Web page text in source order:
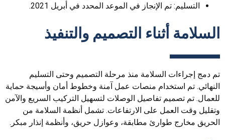
التسليم: تم الإنجاز في الموعد المحدد في أبريل 2021.
السلامة أثناء التصميم والتنفيذ
تم دمج إجراءات السلامة منذ مرحلة التصميم وحتى التسليم
النهائي. تم استخدام منصات عمل آمنة وخطوط أمان وأسيجة حماية
للعمال. تم تصميم تفاصيل الوصلات لتسهيل التركيب السريع والآمن
وتقليل وقت العمل على الارتفاعات. تشمل أنظمة السلامة من
الحريق مخارج طوارئ مطابقة، وعوازل حريق، وأنظمة إنذار مبكر.